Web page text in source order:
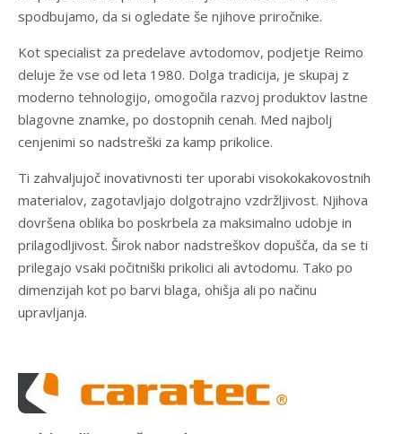
spodbujamo, da si ogledate še njihove priročnike.
Kot specialist za predelave avtodomov, podjetje Reimo
deluje že vse od leta 1980. Dolga tradicija, je skupaj z
moderno tehnologijo, omogočila razvoj produktov lastne
blagovne znamke, po dostopnih cenah. Med najbolj
cenjenimi so nadstreški za kamp prikolice.
Ti zahvaljujoč inovativnosti ter uporabi visokokakovostnih
materialov, zagotavljajo dolgotrajno vzdržljivost. Njihova
dovršena oblika bo poskrbela za maksimalno udobje in
prilagodljivost. Širok nabor nadstreškov dopušča, da se ti
prilegajo vsaki počitniški prikolici ali avtodomu. Tako po
dimenzijah kot po barvi blaga, ohišja ali po načinu
upravljanja.